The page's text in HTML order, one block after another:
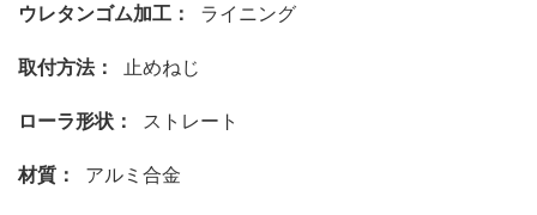
ウレタンゴム加工： ライニング
取付方法： 止めねじ
ローラ形状： ストレート
材質： アルミ合金